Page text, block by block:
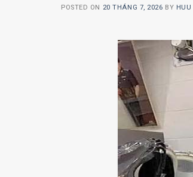
POSTED ON 20 THÁNG 7, 2026 BY